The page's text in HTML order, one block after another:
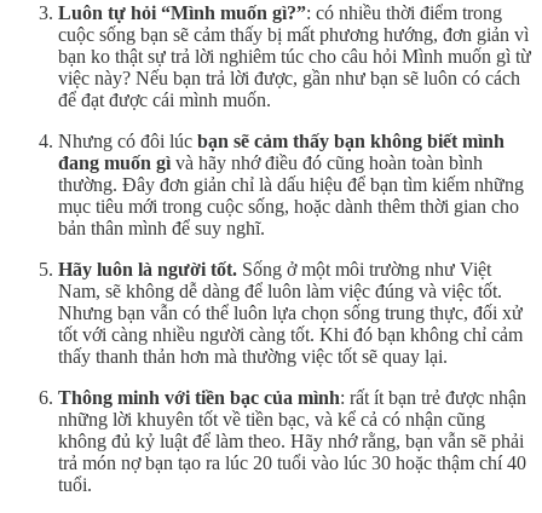
Luôn tự hỏi “Mình muốn gì?”: có nhiều thời điểm trong
cuộc sống bạn sẽ cảm thấy bị mất phương hướng, đơn giản vì
bạn ko thật sự trả lời nghiêm túc cho câu hỏi Mình muốn gì từ
việc này? Nếu bạn trả lời được, gần như bạn sẽ luôn có cách
để đạt được cái mình muốn.
Nhưng có đôi lúc bạn sẽ cảm thấy bạn không biết mình
đang muốn gì và hãy nhớ điều đó cũng hoàn toàn bình
thường. Đây đơn giản chỉ là dấu hiệu để bạn tìm kiếm những
mục tiêu mới trong cuộc sống, hoặc dành thêm thời gian cho
bản thân mình để suy nghĩ.
Hãy luôn là người tốt. Sống ở một môi trường như Việt
Nam, sẽ không dễ dàng để luôn làm việc đúng và việc tốt.
Nhưng bạn vẫn có thể luôn lựa chọn sống trung thực, đối xử
tốt với càng nhiều người càng tốt. Khi đó bạn không chỉ cảm
thấy thanh thản hơn mà thường việc tốt sẽ quay lại.
Thông minh với tiền bạc của mình: rất ít bạn trẻ được nhận
những lời khuyên tốt về tiền bạc, và kể cả có nhận cũng
không đủ kỷ luật để làm theo. Hãy nhớ rằng, bạn vẫn sẽ phải
trả món nợ bạn tạo ra lúc 20 tuổi vào lúc 30 hoặc thậm chí 40
tuổi.